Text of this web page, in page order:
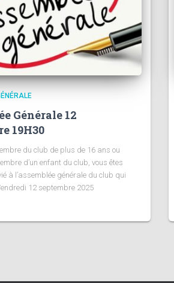
Générale 12
19H30
du club de plus de 16 ans ou
d’un enfant du club, vous êtes
à l’assemblée générale du club qui
12 septembre 2025